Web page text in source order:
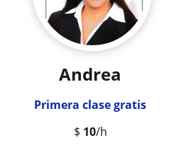
Andrea
Primera clase gratis
$ 10/h